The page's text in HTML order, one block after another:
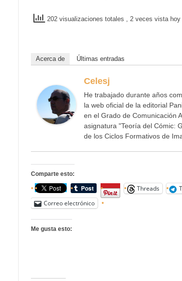
202 visualizaciones totales , 2 veces vista hoy
Acerca de Últimas entradas
Celesj
He trabajado durante años
la web oficial de la editorial
en el Grado de Comunicación
asignatura "Teoría del Cómic:
de los Ciclos Formativos de
Comparte esto:
Threads
Correo electrónico
Me gusta esto: